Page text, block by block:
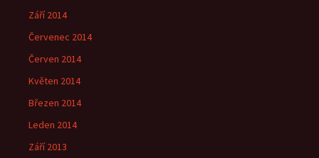
Září 2014
Červenec 2014
Červen 2014
Květen 2014
Březen 2014
Leden 2014
Září 2013